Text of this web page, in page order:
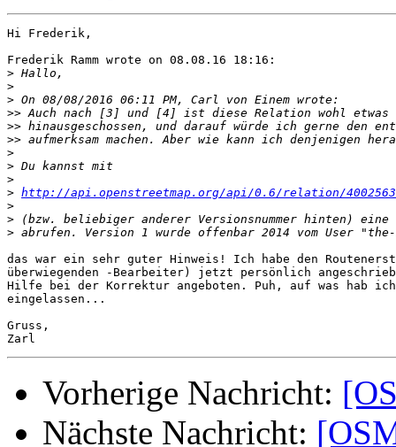
Hi Frederik,
Frederik Ramm wrote on 08.08.16 18:16:
>
>
>
>>
>>
>>
>
>
>
> http://api.openstreetmap.org/api/0.6/relation/
>
>
>
das war ein sehr guter Hinweis! Ich habe den
überwiegenden -Bearbeiter) jetzt persönlich
Hilfe bei der Korrektur angeboten. Puh, auf was hab
eingelassen...
Gruss,
Vorherige Nachricht:
Nächste Nachricht: